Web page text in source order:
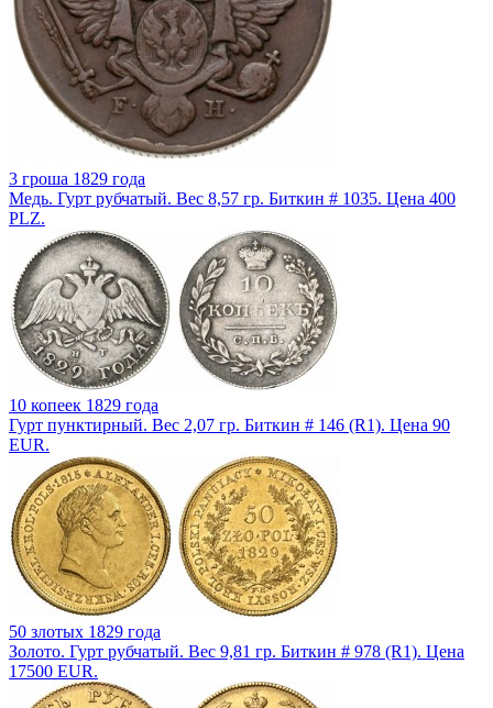
3 гроша 1829 года
Медь. Гурт рубчатый. Вес 8,57 гр. Биткин # 1035. Цена 400
PLZ.
10 копеек 1829 года
Гурт пунктирный. Вес 2,07 гр. Биткин # 146 (R1). Цена 90
EUR.
50 злотых 1829 года
Золото. Гурт рубчатый. Вес 9,81 гр. Биткин # 978 (R1). Цена
17500 EUR.